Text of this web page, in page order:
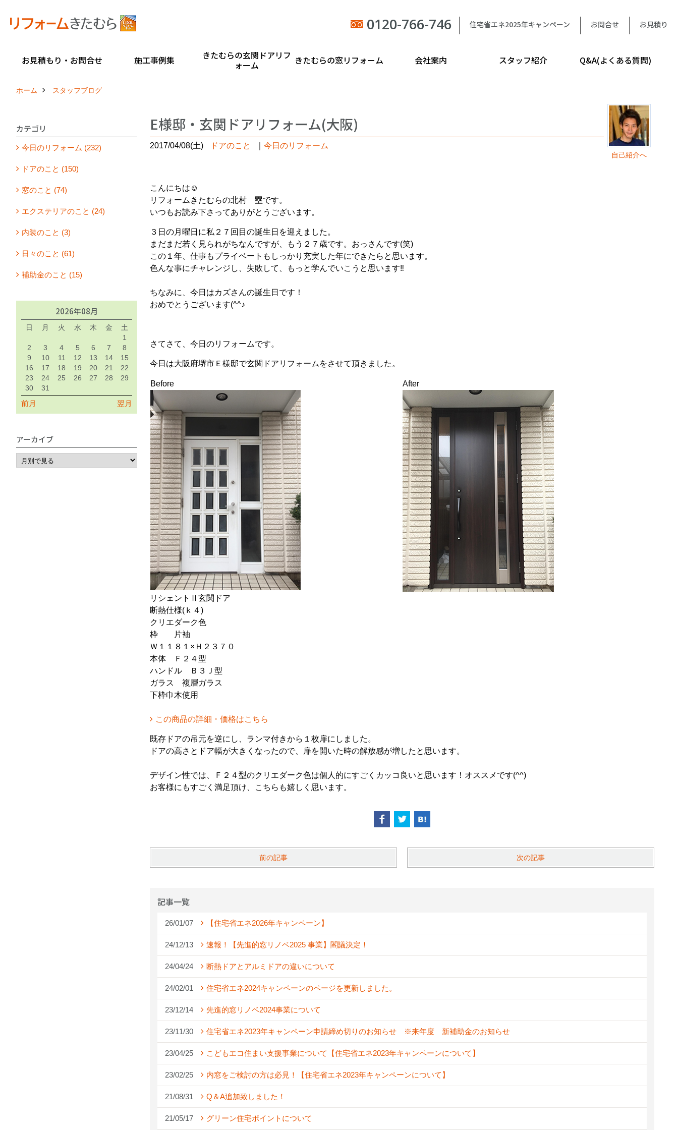
0120-766-746 住宅省エネ2025年キャンペーン お問合せ お見積り
お見積もり・お問合せ 施工事例集
きたむらの玄関ドアリフ
ォーム
きたむらの窓リフォーム 会社案内 スタッフ紹介 Q&A(よくある質問)
ホーム スタッフブログ
自己紹介へ
E様邸・玄関ドアリフォーム(大阪)
2017/04/08(土) ドアのこと 今日のリフォーム
こんにちは☺
リフォームきたむらの北村 塁です。
いつもお読み下さってありがとうございます。
３日の月曜日に私２７回目の誕生日を迎えました。
まだまだ若く見られがちなんですが、もう２７歳です。おっさんです(笑)
この１年、仕事もプライベートもしっかり充実した年にできたらと思います。
色んな事にチャレンジし、失敗して、もっと学んでいこうと思います‼
ちなみに、今日はカズさんの誕生日です！
おめでとうございます(^^♪
さてさて、今日のリフォームです。
今日は大阪府堺市Ｅ様邸で玄関ドアリフォームをさせて頂きました。
Before After
リシェントⅡ玄関ドア
断熱仕様(ｋ４)
クリエダーク色
枠 片袖
Ｗ１１８１×Ｈ２３７０
本体 Ｆ２４型
ハンドル Ｂ３Ｊ型
ガラス 複層ガラス
下枠巾木使用
この商品の詳細・価格はこちら
既存ドアの吊元を逆にし、ランマ付きから１枚扉にしました。
ドアの高さとドア幅が大きくなったので、扉を開いた時の解放感が増したと思います。
デザイン性では、Ｆ２４型のクリエダーク色は個人的にすごくカッコ良いと思います！オススメです(^^)
お客様にもすごく満足頂け、こちらも嬉しく思います。
前の記事 次の記事
記事一覧
26/01/07 【住宅省エネ2026年キャンペーン】
24/12/13 速報！【先進的窓リノベ2025 事業】閣議決定！
24/04/24 断熱ドアとアルミドアの違いについて
24/02/01 住宅省エネ2024キャンペーンのページを更新しました。
23/12/14 先進的窓リノベ2024事業について
23/11/30 住宅省エネ2023年キャンペーン申請締め切りのお知らせ ※来年度 新補助金のお知らせ
23/04/25 こどもエコ住まい支援事業について【住宅省エネ2023年キャンペーンについて】
23/02/25 内窓をご検討の方は必見！【住宅省エネ2023年キャンペーンについて】
21/08/31 Q＆A追加致しました！
21/05/17 グリーン住宅ポイントについて
カテゴリ
今日のリフォーム (232)
ドアのこと (150)
窓のこと (74)
エクステリアのこと (24)
内装のこと (3)
日々のこと (61)
補助金のこと (15)
2026年08月
日 月 火 水 木 金
土
1
2
3 4 5 6 7
8
9
10 11 12 13 14
15
16
17 18 19 20 21
22
23
24 25 26 27 28
29
30
31
前月 翌月
アーカイブ